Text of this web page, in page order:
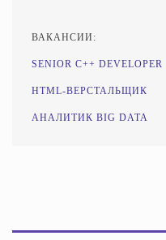
ВАКАНСИИ:
SENIOR C++ DEVELOPER
HTML-ВЕРСТАЛЬЩИК
АНАЛИТИК BIG DATA